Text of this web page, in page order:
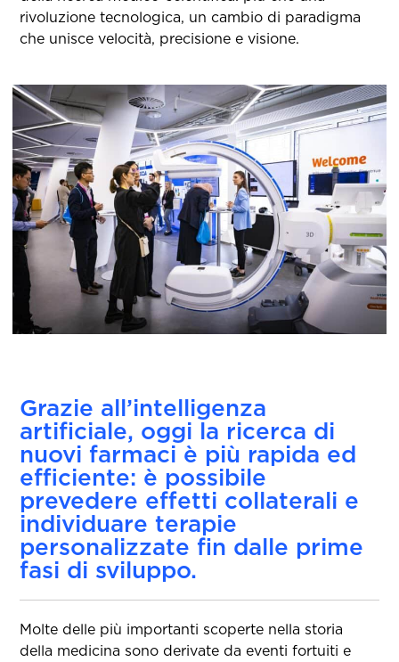
rivoluzione tecnologica, un cambio di paradigma
che unisce velocità, precisione e visione.
Grazie all’intelligenza
artificiale, oggi la ricerca di
nuovi farmaci è più rapida ed
efficiente: è possibile
prevedere effetti collaterali e
individuare terapie
personalizzate fin dalle prime
fasi di sviluppo.
Molte delle più importanti scoperte nella storia
della medicina sono derivate da eventi fortuiti e